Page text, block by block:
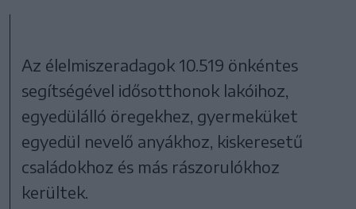
Az élelmiszeradagok 10.519 önkéntes
segítségével idősotthonok lakóihoz,
egyedülálló öregekhez, gyermeküket
egyedül nevelő anyákhoz, kiskeresetű
családokhoz és más rászorulókhoz
kerültek.